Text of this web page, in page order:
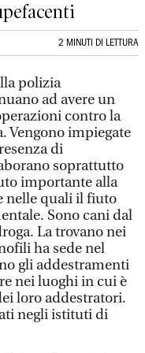
2 MINUTI DI LETTURA
polizia
ad avere un
contro la
Vengono impiegate
di
soprattutto
importante alla
nelle quali il fiuto
Sono cani dal
La trovano nei
ha sede nel
gli addestramenti
nei luoghi in cui è
loro addestratori.
negli istituti di